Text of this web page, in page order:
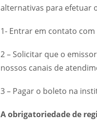
alternativas para efetuar
1- Entrar em contato
2 – Solicitar que o
nossos canais de
3 – Pagar o boleto na
A obrigatoriedade de